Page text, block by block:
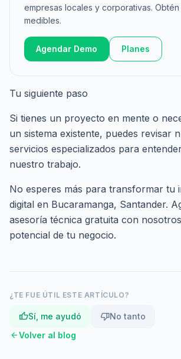
empresas locales y corporativas.
medibles.
Agendar Demo Planes
Tu siguiente paso
Si tienes un proyecto en mente o
un sistema existente, puedes revisar
servicios especializados para
nuestro trabajo.
No esperes más para transformar tu
digital en Bucaramanga, Santander.
asesoría técnica gratuita con
potencial de tu negocio.
¿TE FUE ÚTIL ESTE ARTÍCULO?
thumb_upSí, me ayudó thumb_downNo tanto
arrow_backVolver al blog